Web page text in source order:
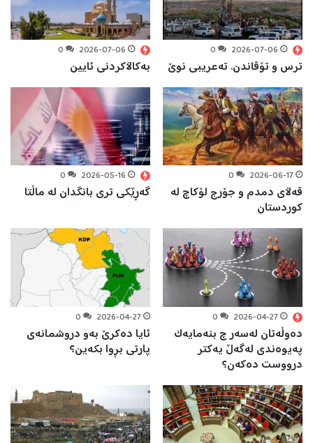
2026-07-06
0
ترس و تۆقاندن، تەعریبی نوێ
2026-07-06
0
بەکاڵاکردنی ئایین
2026-06-17
0
قەڵای دمدم و جۆرج لۆکاچ لە
کوردستان
2026-05-16
0
گەڕێكی تری بانگدان لە ماڵتا
2026-04-27
0
دەوڵەتان لەسەر چ بنەمایەک
پەيوەندی لەگەڵ یەکتر
درووست دەکەن؟
2026-04-27
0
ئايا دەکرێ بەو دروشمانەی
پارتی بڕوا بکەين؟